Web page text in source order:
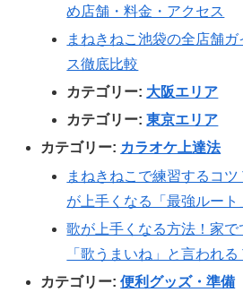
め店舗・料金・アクセス
まねきねこ池袋の全店舗
ス徹底比較
カテゴリー: 大阪エリア
カテゴリー:東京エリア
カテゴリー: カラオケ上達法
まねきねこで練習するコ
が上手くなる「最強ルート
歌が上手くなる方法！家
「歌うまいね」と言われ
カテゴリー:便利グッズ・準備